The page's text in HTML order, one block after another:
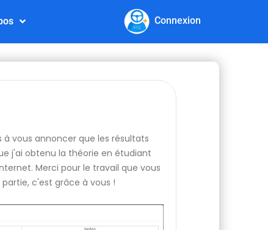
Connexion
à vous annoncer que les résultats
j'ai obtenu la théorie en étudiant
Merci pour le travail que vous
partie, c'est grâce à vous !